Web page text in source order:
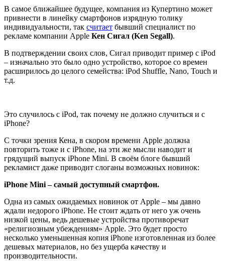
В самое ближайшее будущее, компания из Купертино может
привнести в линейку смартфонов изрядную толику
индивидуальности, так считает бывший специалист по
рекламе компании Apple Кен Сигал (Ken Segall).
В подтверждении своих слов, Сигал приводит пример с iPod
– изначально это было одно устройство, которое со времен
расширилось до целого семейства: iPod Shuffle, Nano, Touch и
т.д.
Это случилось с iPod, так почему не должно случиться и с
iPhone?
С точки зрения Кена, в скором времени Apple должна
повторить тоже и с iPhone, на эти же мысли наводит и
грядущий выпуск iPhone Mini. В своём блоге бывший
рекламист даже приводит слоганы возможных новинок:
iPhone Mini – самый доступный смартфон.
Одна из самых ожидаемых новинок от Apple – мы давно
ждали недорого iPhone. Не стоит ждать от него уж очень
низкой цены, ведь дешевые устройства противоречат
«религиозным убеждениям» Apple. Это будет просто
несколько уменьшенная копия iPhone изготовленная из более
дешевых материалов, но без ущерба качеству и
производительности.